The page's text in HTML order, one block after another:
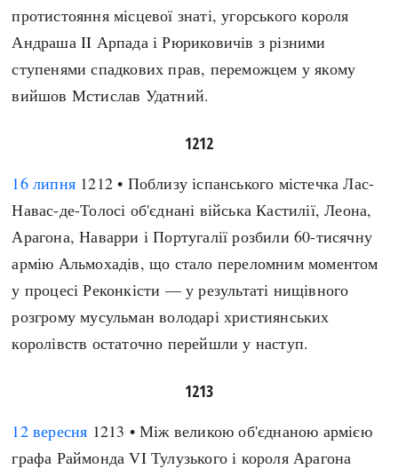
протистояння місцевої знаті, угорського короля
Андраша II Арпада і Рюриковичів з різними
ступенями спадкових прав, переможцем у якому
вийшов Мстислав Удатний.
1212
16 липня 1212 • Поблизу іспанського містечка Лас-
Навас-де-Толосі об'єднані війська Кастилії, Леона,
Арагона, Наварри і Португалії розбили 60-тисячну
армію Альмохадів, що стало переломним моментом
у процесі Реконкісти — у результаті нищівного
розгрому мусульман володарі християнських
королівств остаточно перейшли у наступ.
1213
12 вересня 1213 • Між великою об'єднаною армією
графа Раймонда VI Тулузького і короля Арагона